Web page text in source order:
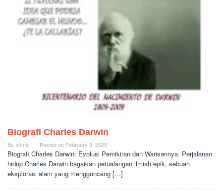
Biografi Charles Darwin
By admin Posted on February 9, 2025
Biografi Charles Darwin: Evolusi Pemikiran dan Warisannya. Perjalanan
hidup Charles Darwin bagaikan petualangan ilmiah epik, sebuah
eksplorasi alam yang mengguncang […]